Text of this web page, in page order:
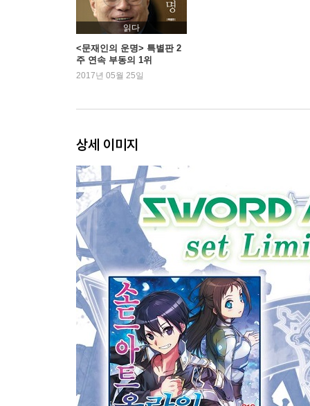
읽다
<문재인의 운명> 특별판 2
주 연속 부동의 1위
2017년 05월 25일
상세 이미지